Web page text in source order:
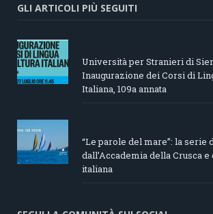
GLI ARTICOLI PIÙ SEGUITI
Università per Stranieri di
Inaugurazione dei Corsi di
Italiana, 109a annata
“Le parole del mare”: la serie
dall’Accademia della Crusca
italiana